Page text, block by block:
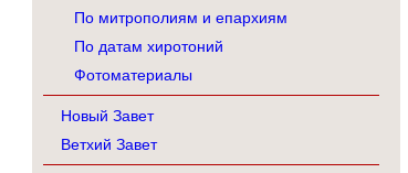
По митрополиям и епархиям
По датам хиротоний
Фотоматериалы
Новый Завет
Ветхий Завет